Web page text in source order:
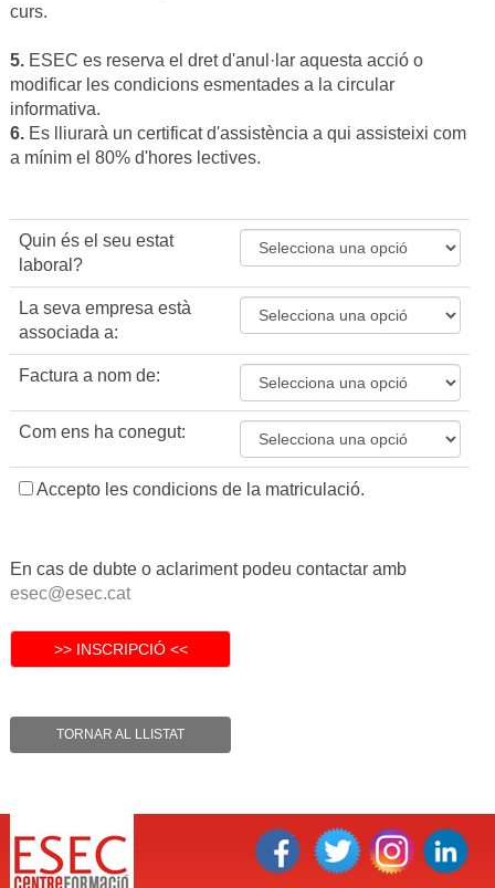
curs.
5. ESEC es reserva el dret d'anul·lar aquesta acció o
modificar les condicions esmentades a la circular
informativa.
6. Es lliurarà un certificat d'assistència a qui assisteixi com
a mínim el 80% d'hores lectives.
Quin és el seu estat
laboral?
La seva empresa està
associada a:
Factura a nom de:
Com ens ha conegut:
Accepto les condicions de la matriculació.
En cas de dubte o aclariment podeu contactar amb
esec@esec.cat
TORNAR AL LLISTAT